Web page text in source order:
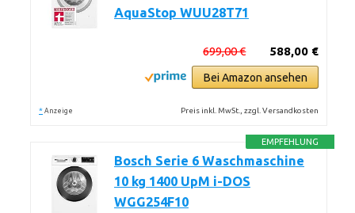
AquaStop WUU28T71
588,00 €
699,00 €
Bei Amazon ansehen
* Anzeige Preis inkl. MwSt., zzgl. Versandkosten
EMPFEHLUNG
Bosch Serie 6 Waschmaschine
10 kg 1400 UpM i-DOS
WGG254F10